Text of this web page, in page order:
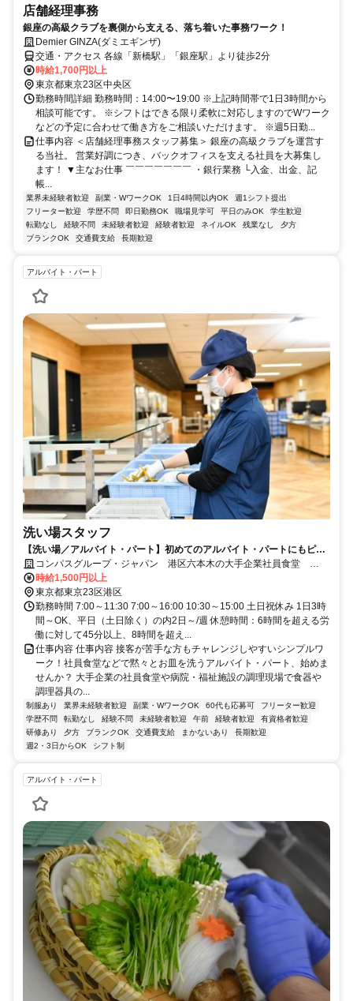
店舗経理事務
銀座の高級クラブを裏側から支える、落ち着いた事務ワーク！
Demier GINZA(ダミエギンザ)
交通・アクセス 各線「新橋駅」「銀座駅」より徒歩2分
時給1,700円以上
東京都東京23区中央区
勤務時間詳細 勤務時間：14:00〜19:00 ※上記時間帯で1日3時間から
相談可能です。 ※シフトはできる限り柔軟に対応しますのでWワーク
などの予定に合わせて働き方をご相談いただけます。 ※週5日勤...
仕事内容 ＜店舗経理事務スタッフ募集＞ 銀座の高級クラブを運営す
る当社。 営業好調につき、バックオフィスを支える社員を大募集し
ます！ ▼主なお仕事 ￣￣￣￣￣￣￣ ・銀行業務 └入金、出金、記
帳...
業界未経験者歓迎 副業・WワークOK 1日4時間以内OK
週1シフト提出
フリーター歓迎
学歴不問 即日勤務OK 職場見学可 平日のみOK
学生歓迎
転勤なし
経験不問 未経験者歓迎 経験者歓迎 ネイルOK 残業なし
夕方
ブランクOK
交通費支給 長期歓迎
アルバイト・パート
洗い場スタッフ
【洗い場／アルバイト・パート】初めてのアルバイト・パートにもピッ
タリ！未経験歓迎♪
コンパスグループ・ジャパン 港区六本木の大手企業社員食堂
21678_p
時給1,500円以上
東京都東京23区港区
勤務時間 7:00～11:30 7:00～16:00 10:30～15:00 土日祝休み 1日3時
間～OK、平日（土日除く）の内2日～/週 休憩時間：6時間を超える労
働に対して45分以上、8時間を超え...
仕事内容 仕事内容 接客が苦手な方もチャレンジしやすいシンプルワ
ーク！社員食堂などで黙々とお皿を洗うアルバイト・パート、始めま
せんか？ 大手企業の社員食堂や病院・福祉施設の調理現場で食器や
調理器具の...
制服あり 業界未経験者歓迎 副業・WワークOK 60代も応募可
フリーター歓迎
学歴不問
転勤なし 経験不問 未経験者歓迎 午前 経験者歓迎
有資格者歓迎
研修あり
夕方 ブランクOK 交通費支給 まかないあり
長期歓迎
週2・3日からOK
シフト制
アルバイト・パート